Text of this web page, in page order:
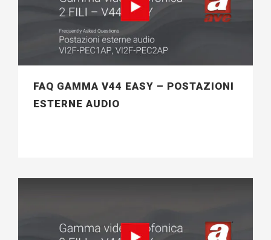
FAQ GAMMA V44 EASY – POSTAZIONI
ESTERNE AUDIO